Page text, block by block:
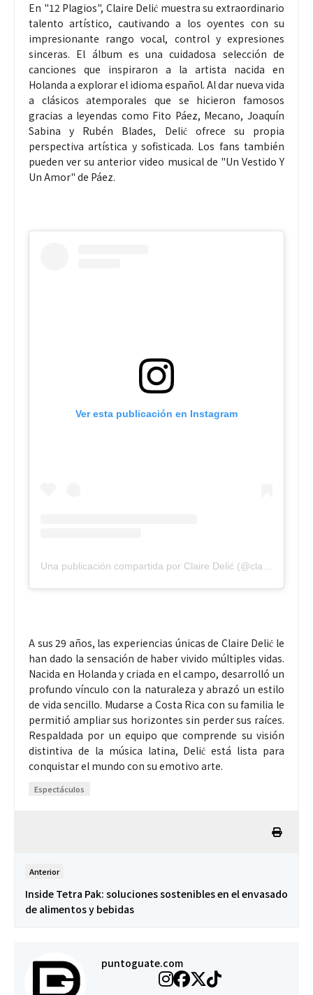
En "12 Plagios", Claire Delić muestra su extraordinario
talento artístico, cautivando a los oyentes con su
impresionante rango vocal, control y expresiones
sinceras. El álbum es una cuidadosa selección de
canciones que inspiraron a la artista nacida en
Holanda a explorar el idioma español. Al dar nueva vida
a clásicos atemporales que se hicieron famosos
gracias a leyendas como Fito Páez, Mecano, Joaquín
Sabina y Rubén Blades, Delić ofrece su propia
perspectiva artística y sofisticada. Los fans también
pueden ver su anterior video musical de "Un Vestido Y
Un Amor" de Páez.
Ver esta publicación en Instagram
A sus 29 años, las experiencias únicas de Claire Delić le
han dado la sensación de haber vivido múltiples vidas.
Nacida en Holanda y criada en el campo, desarrolló un
profundo vínculo con la naturaleza y abrazó un estilo
de vida sencillo. Mudarse a Costa Rica con su familia le
permitió ampliar sus horizontes sin perder sus raíces.
Respaldada por un equipo que comprende su visión
distintiva de la música latina, Delić está lista para
conquistar el mundo con su emotivo arte.
Espectáculos
Anterior
Inside Tetra Pak: soluciones sostenibles en el envasado
de alimentos y bebidas
puntoguate.com